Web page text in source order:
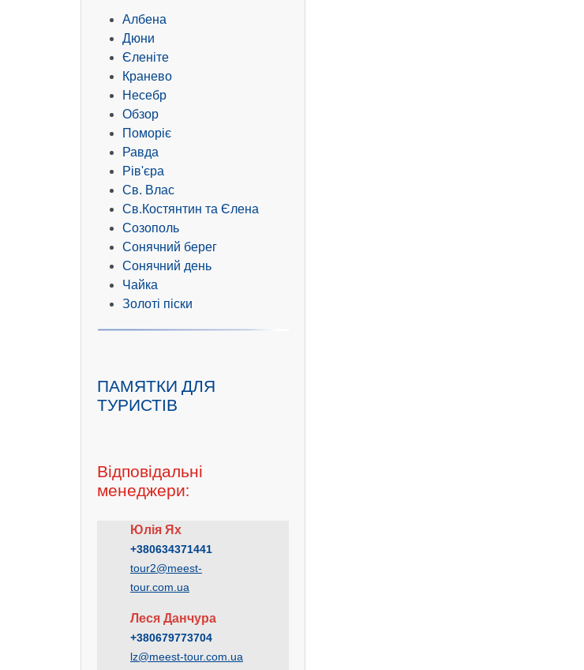
Албена
Дюни
Єленіте
Кранево
Несебр
Обзор
Поморіє
Равда
Рів'єра
Св. Влас
Св.Костянтин та Єлена
Созополь
Сонячний берег
Сонячний день
Чайка
Золоті піски
ПАМЯТКИ ДЛЯ
ТУРИСТІВ
Відповідальні
менеджери:
Юлія Ях
+380634371441
tour2@meest-
tour.com.ua
Леся Данчура
+380679773704
lz@meest-tour.com.ua